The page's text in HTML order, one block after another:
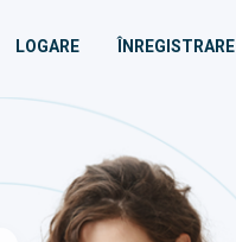
LOGARE ÎNREGISTRARE